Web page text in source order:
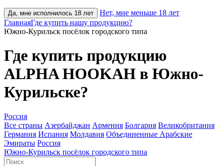
Да, мне исполнилось 18 лет
Нет, мне меньше 18 лет
ГлавнаяГде купить нашу продукцию?
Южно-Курильск посёлок городского типа
Где купить продукцию
ALPHA HOOKAH в Южно-
Курильске?
Россия
Все страны Азербайджан Армения Болгария Великобритания
Германия Испания Молдавия Объединенные Арабские
Эмираты Россия
Южно-Курильск посёлок городского типа